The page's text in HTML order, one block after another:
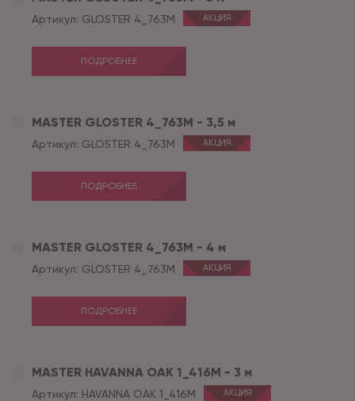
Артикул: GLOSTER 4_763M АКЦИЯ
ПОДРОБНЕЕ
MASTER GLOSTER 4_763M - 3,5 м
Артикул: GLOSTER 4_763M АКЦИЯ
ПОДРОБНЕЕ
MASTER GLOSTER 4_763M - 4 м
Артикул: GLOSTER 4_763M АКЦИЯ
ПОДРОБНЕЕ
MASTER HAVANNA OAK 1_416M - 3 м
Артикул: HAVANNA OAK 1_416M АКЦИЯ